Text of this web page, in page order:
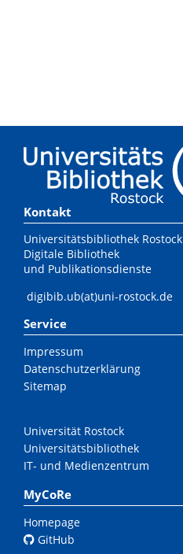
Kontakt
Universitätsbibliothek Rostock
Digitale Bibliothek
und Publikationsdienste
digibib.ub(at)uni-rostock.de
Service
Impressum
Datenschutzerklärung
Sitemap
Universität Rostock
Universitätsbibliothek
IT- und Medienzentrum
MyCoRe
Homepage
GitHub